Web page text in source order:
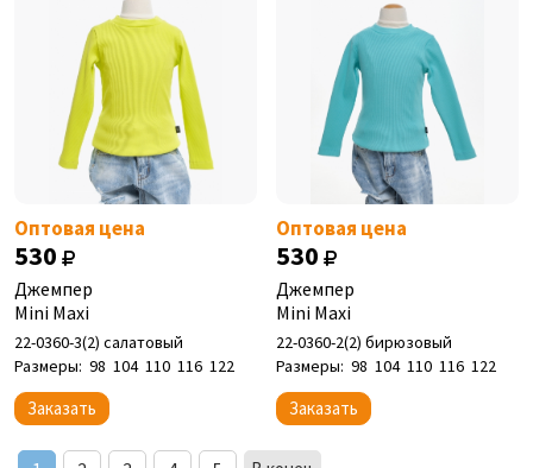
Оптовая цена
530
Джемпер
Mini Maxi
22-0360-3(2) салатовый
Размеры: 98 104 110 116 122
Заказать
Оптовая цена
530
Джемпер
Mini Maxi
22-0360-2(2) бирюзовый
Размеры: 98 104 110 116 122
Заказать